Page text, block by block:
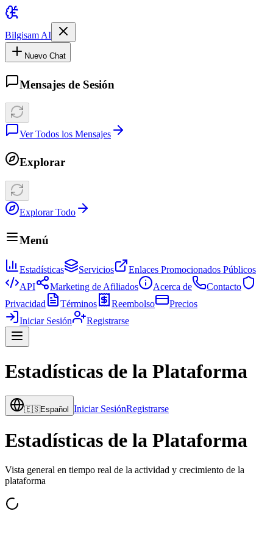
Bilgisam AI
Nuevo Chat
Mensajes de Sesión
Ver Todos los Mensajes
Explorar
Explorar Todo
Menú
Estadísticas Servicios
Enlaces Promocionados Públicos
API
Marketing de Afiliados Acerca de
Contacto
Privacidad
Términos Reembolso
Precios
Iniciar Sesión
Registrarse
Estadísticas de la Plataforma
🇪🇸Español Iniciar SesiónRegistrarse
Estadísticas de la Plataforma
Vista general en tiempo real de la actividad y crecimiento de la
plataforma